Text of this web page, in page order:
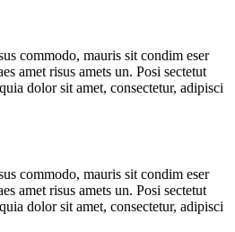
commodo, mauris sit condim eser
amet risus amets un. Posi sectetut
dolor sit amet, consectetur, adipisci
commodo, mauris sit condim eser
amet risus amets un. Posi sectetut
dolor sit amet, consectetur, adipisci